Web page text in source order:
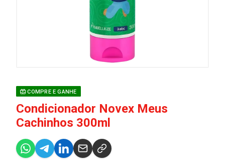
COMPRE E GANHE
Condicionador Novex Meus
Cachinhos 300ml